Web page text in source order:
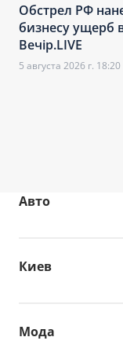
Обстрел РФ
бизнесу ущерб
Вечір.LIVE
5 августа 2026 г. 18:20
Авто
Киев
Мода